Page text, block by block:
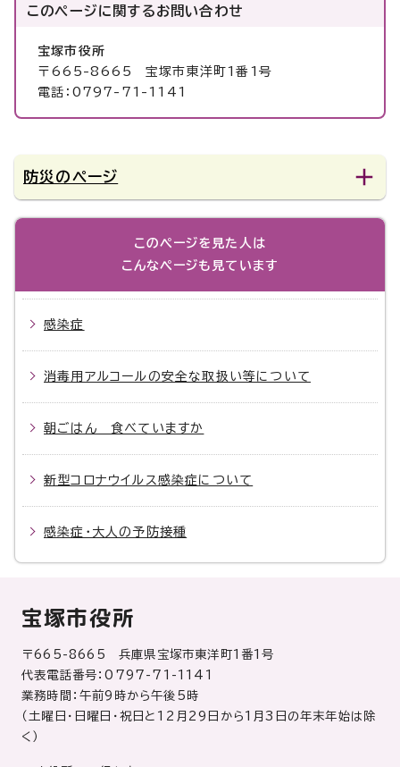
このページに関するお問い合わせ
宝塚市役所
〒665-8665 宝塚市東洋町1番1号
電話：0797-71-1141
防災のページ
このページを見た人は
こんなページも見ています
感染症
消毒用アルコールの安全な取扱い等について
朝ごはん 食べていますか
新型コロナウイルス感染症について
感染症・大人の予防接種
宝塚市役所
〒665-8665 兵庫県宝塚市東洋町1番1号
代表電話番号：0797-71-1141
業務時間：午前9時から午後5時
（土曜日・日曜日・祝日と12月29日から1月3日の年末年始は除
く）